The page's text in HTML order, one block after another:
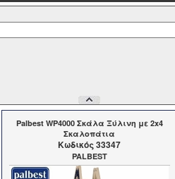
Palbest WP4000 Σκάλα Ξύλινη με 2x4
Σκαλοπάτια
Kωδικός 33347
PALBEST